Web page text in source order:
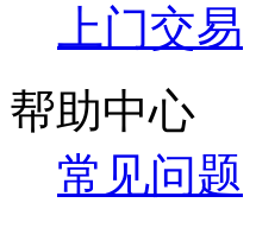
上门交易
帮助中心
常见问题